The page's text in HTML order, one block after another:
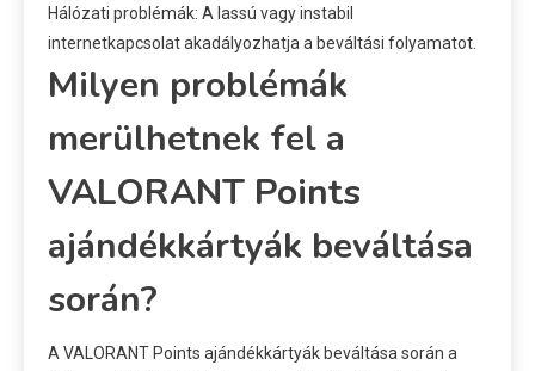
Hálózati problémák: A lassú vagy instabil
internetkapcsolat akadályozhatja a beváltási folyamatot.
Milyen problémák
merülhetnek fel a
VALORANT Points
ajándékkártyák beváltása
során?
A VALORANT Points ajándékkártyák beváltása során a